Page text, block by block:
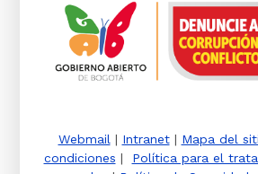
Webmail | Intranet| Mapa del
condiciones | Política para el